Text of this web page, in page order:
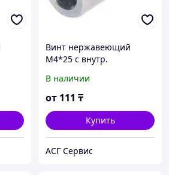
Винт нержавеющий
М4*25 с внутр.
912
В наличии
от 111 ₸
Купить
АСГ Сервис